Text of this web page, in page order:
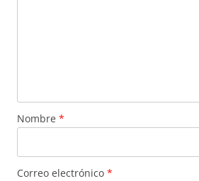
Nombre *
Correo electrónico *